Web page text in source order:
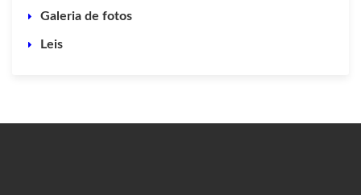
Galeria de fotos
Leis